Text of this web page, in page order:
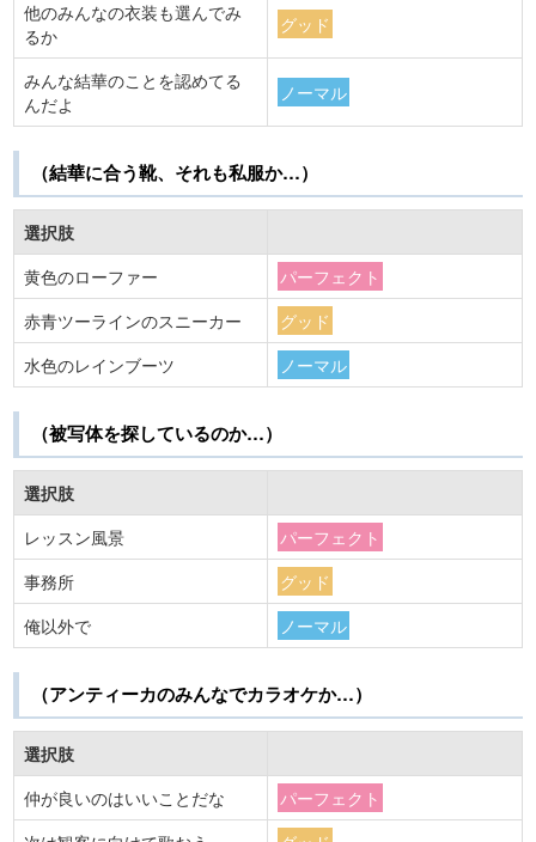
他のみんなの衣装も選んでみ
るか
グッド
みんな結華のことを認めてる
んだよ
ノーマル
（結華に合う靴、それも私服か…）
選択肢
黄色のローファー
パーフェクト
赤青ツーラインのスニーカー
グッド
水色のレインブーツ
ノーマル
（被写体を探しているのか…）
選択肢
レッスン風景
パーフェクト
事務所
グッド
俺以外で
ノーマル
（アンティーカのみんなでカラオケか…）
選択肢
仲が良いのはいいことだな
パーフェクト